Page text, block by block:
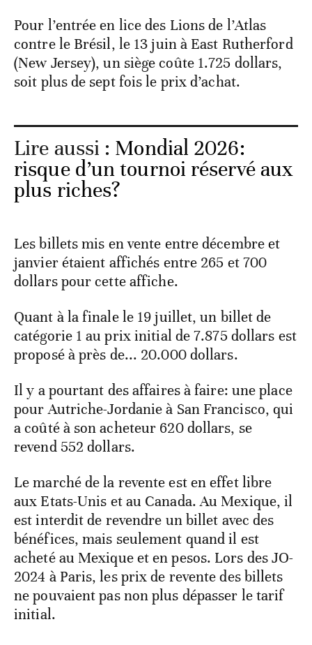
Pour l’entrée en lice des Lions de l’Atlas
contre le Brésil, le 13 juin à East Rutherford
(New Jersey), un siège coûte 1.725 dollars,
soit plus de sept fois le prix d’achat.
Lire aussi : Mondial 2026:
risque d’un tournoi réservé aux
plus riches?
Les billets mis en vente entre décembre et
janvier étaient affichés entre 265 et 700
dollars pour cette affiche.
Quant à la finale le 19 juillet, un billet de
catégorie 1 au prix initial de 7.875 dollars est
proposé à près de... 20.000 dollars.
Il y a pourtant des affaires à faire: une place
pour Autriche-Jordanie à San Francisco, qui
a coûté à son acheteur 620 dollars, se
revend 552 dollars.
Le marché de la revente est en effet libre
aux Etats-Unis et au Canada. Au Mexique, il
est interdit de revendre un billet avec des
bénéfices, mais seulement quand il est
acheté au Mexique et en pesos. Lors des JO-
2024 à Paris, les prix de revente des billets
ne pouvaient pas non plus dépasser le tarif
initial.